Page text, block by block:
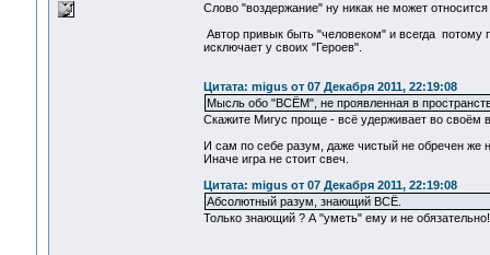
Слово "воздержание" ну никак не может
Автор привык быть "человеком" и всегда потому
исключает у своих "Героев".
Цитата: migus от 07 Декабря 2011, 22:19:08
Мысль обо "ВСЁМ", не проявленная в
Скажите Мигус проще - всё удерживает во своём
И сам по себе разум, даже чистый не обречен же
Иначе игра не стоит свеч.
Цитата: migus от 07 Декабря 2011, 22:19:08
Абсолютный разум, знающий ВСЁ.
Только знающий ? А "уметь" ему и не